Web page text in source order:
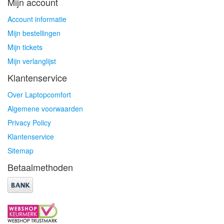
Account informatie
Mijn bestellingen
Mijn tickets
Mijn verlanglijst
Klantenservice
Over Laptopcomfort
Algemene voorwaarden
Privacy Policy
Klantenservice
Sitemap
Betaalmethoden